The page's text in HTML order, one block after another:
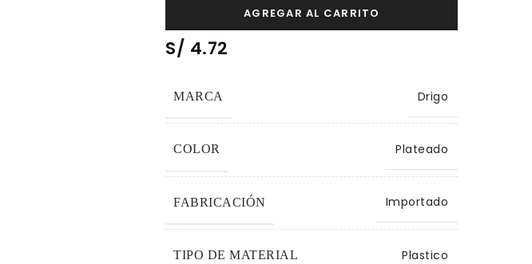
S/ 4.72
MARCA Drigo
COLOR Plateado
FABRICACIÓN Importado
TIPO DE MATERIAL Plastico
AGREGAR AL CARRITO